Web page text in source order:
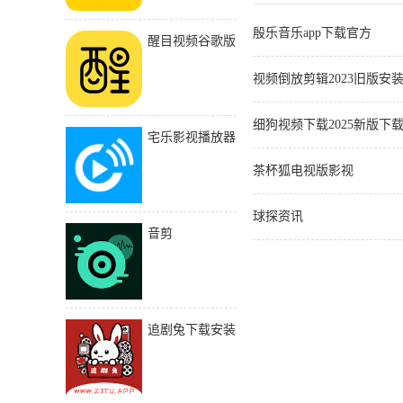
醒目视频谷歌版
宅乐影视播放器
音剪
追剧兔下载安装
殷乐音乐app下载官方
视频倒放剪辑2023旧版安
细狗视频下载2025新版下载
茶杯狐电视版影视
球探资讯